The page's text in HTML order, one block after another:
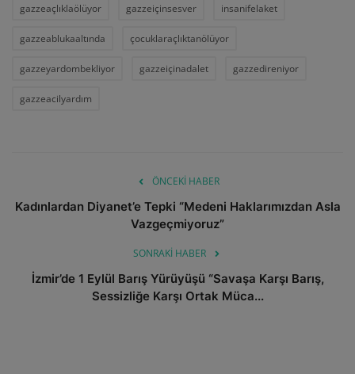
gazzeaçlıklaölüyor
gazzeiçinsesver insanifelaket
gazzeablukaaltında çocuklaraçlıktanölüyor
gazzeyardombekliyor gazzeiçinadalet gazzedireniyor
gazzeacilyardım
ÖNCEKI HABER
Kadınlardan Diyanet’e Tepki “Medeni Haklarımızdan Asla
Vazgeçmiyoruz”
SONRAKI HABER
İzmir’de 1 Eylül Barış Yürüyüşü “Savaşa Karşı Barış,
Sessizliğe Karşı Ortak Müca...